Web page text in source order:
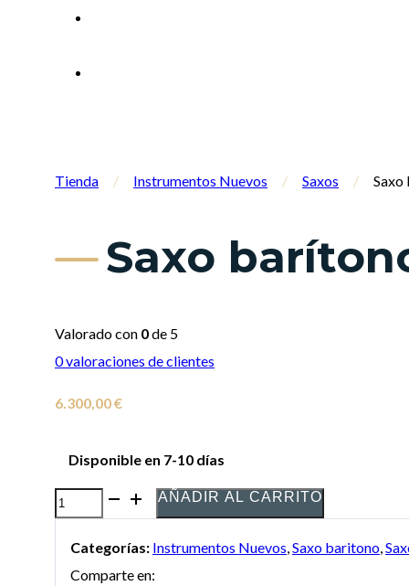
Tienda / Instrumentos Nuevos / Saxos / Saxo
Saxo
Valorado con 0de 5
0valoraciones de clientes
6.300,00€
Disponible en 7-10 días
Saxo
Mauriat
AÑADIR AL CARRITO
Categorías: Instrumentos Nuevos Saxo baritono
Comparte en: